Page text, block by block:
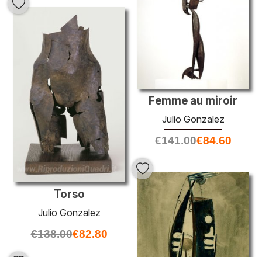
Femme au miroir
Julio Gonzalez
€141.00€84.60
Torso
Julio Gonzalez
€138.00€82.80